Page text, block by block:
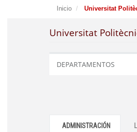
Inicio Universitat
Universitat
DEPARTAMENTOS
ADMINISTRACIÓN